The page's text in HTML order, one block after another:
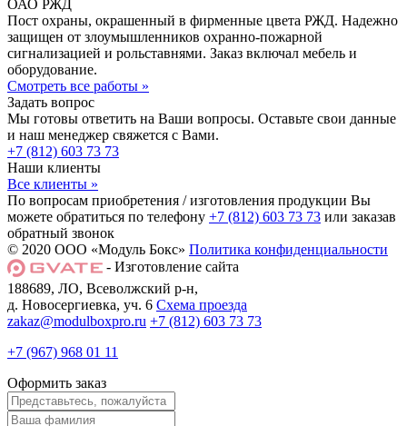
ОАО РЖД
Пост охраны, окрашенный в фирменные цвета РЖД. Надежно
защищен от злоумышленников охранно-пожарной
сигнализацией и рольставнями. Заказ включал мебель и
оборудование.
Смотреть все работы »
Задать вопрос
Мы готовы ответить на Ваши вопросы. Оставьте свои данные
и наш менеджер свяжется с Вами.
+7 (812) 603 73 73
Наши клиенты
Все клиенты »
По вопросам приобретения / изготовления продукции Вы
можете обратиться по телефону +7 (812) 603 73 73 или заказав
обратный звонок
© 2020 ООО «Модуль Бокс» Политика конфиденциальности
- Изготовление сайта
188689, ЛО, Всеволжский р-н,
д. Новосергиевка, уч. 6 Схема проезда
zakaz@modulboxpro.ru +7 (812) 603 73 73
+7 (967) 968 01 11
Оформить заказ